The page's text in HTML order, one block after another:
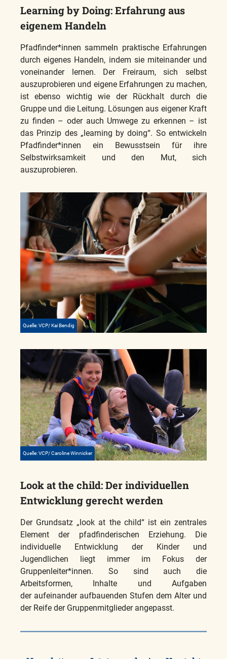
Learning by Doing: Erfahrung aus
eigenem Handeln
Pfadfinder*innen sammeln praktische Erfahrungen
durch eigenes Handeln, indem sie miteinander und
voneinander lernen. Der Freiraum, sich selbst
auszuprobieren und eigene Erfahrungen zu machen,
ist ebenso wichtig wie der Rückhalt durch die
Gruppe und die Leitung. Lösungen aus eigener Kraft
zu finden – oder auch Umwege zu erkennen – ist
das Prinzip des „learning by doing“. So entwickeln
Pfadfinder*innen ein Bewusstsein für ihre
Selbstwirksamkeit und den Mut, sich
auszuprobieren.
Quelle: VCP/ Kai Bendig
Quelle: VCP/ Caroline Winnicker
Look at the child: Der individuellen
Entwicklung gerecht werden
Der Grundsatz „look at the child“ ist ein zentrales
Element der pfadfinderischen Erziehung. Die
individuelle Entwicklung der Kinder und
Jugendlichen liegt immer im Fokus der
Gruppenleiter*innen. So sind auch die
Arbeitsformen, Inhalte und Aufgaben
der aufeinander aufbauenden Stufen dem Alter und
der Reife der Gruppenmitglieder angepasst.